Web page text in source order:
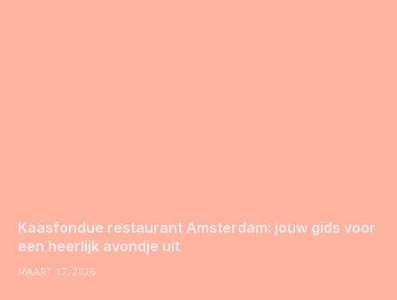
Kaasfondue restaurant Amsterdam: jouw gids voor
een heerlijk avondje uit
MAART 17, 2026